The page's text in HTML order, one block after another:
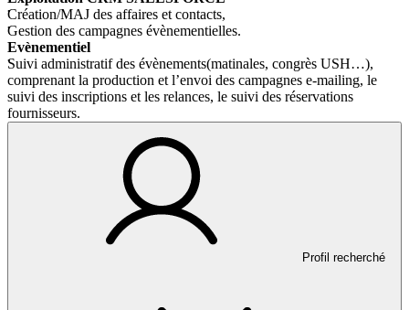
Création/MAJ des affaires et contacts,
Gestion des campagnes évènementielles.
Evènementiel
Suivi administratif des évènements(matinales, congrès USH…),
comprenant la production et l’envoi des campagnes e-mailing, le
suivi des inscriptions et les relances, le suivi des réservations
fournisseurs.
Profil recherché